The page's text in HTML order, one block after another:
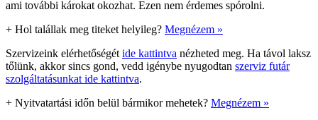
ami további károkat okozhat. Ezen nem érdemes spórolni.
+ Hol talállak meg titeket helyileg? Megnézem »
Szervizeink elérhetőségét ide kattintva nézheted meg. Ha távol laksz
tőlünk, akkor sincs gond, vedd igénybe nyugodtan szerviz futár
szolgáltatásunkat ide kattintva.
+ Nyitvatartási időn belül bármikor mehetek? Megnézem »